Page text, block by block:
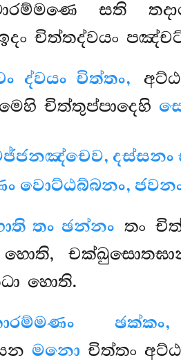
සති
චිත්තද්වයං
ද්වයං චිත්තං,
චිත්තුප්පාදෙහි
දස්සනං
වොට්ඨබ්බනං,
තං ඡන්නං තං
හොති.
මනො චිත්තං